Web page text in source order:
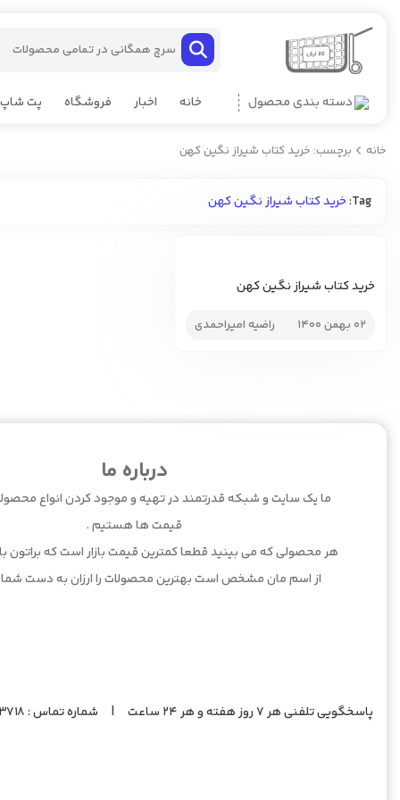
دسته بندی محصول خانه اخبار فروشگاه پت شاپ
خانه برچسب: خرید کتاب شیراز نگین کهن
Tag: خرید کتاب شیراز نگین کهن
خرید کتاب شیراز نگین کهن
02 بهمن 1400 راضیه امیراحمدی
درباره ما
ما یک سایت و شبکه قدرتمند در تهیه و موجود کردن انواع
قیمت ها هستیم .
هر محصولی که می بینید قطعا کمترین قیمت بازار است که براتون
از اسم مان مشخص است بهترین محصولات را ارزان به دست
پاسخگویی تلفنی هر 7 روز هفته و هر 24 ساعت | شماره تماس : 09201383718 |